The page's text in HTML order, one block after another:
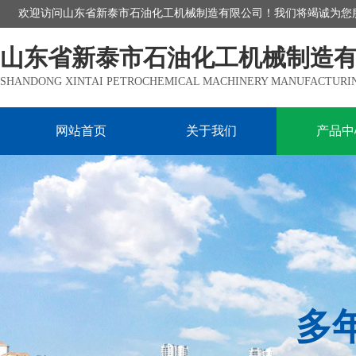
欢迎访问山东省新泰市石油化工机械制造有限公司！我们将竭诚为您
山东省新泰市石油化工机械制造
SHANDONG XINTAI PETROCHEMICAL MACHINERY
网站首页 关于我们 产品
多